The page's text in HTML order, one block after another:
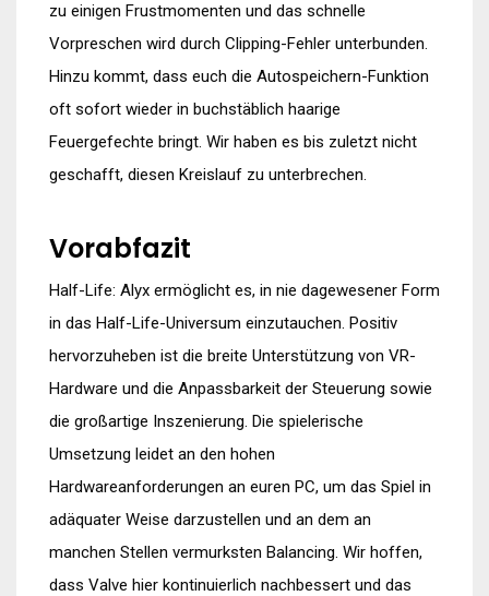
zu einigen Frustmomenten und das schnelle
Vorpreschen wird durch Clipping-Fehler unterbunden.
Hinzu kommt, dass euch die Autospeichern-Funktion
oft sofort wieder in buchstäblich haarige
Feuergefechte bringt. Wir haben es bis zuletzt nicht
geschafft, diesen Kreislauf zu unterbrechen.
Vorabfazit
Half-Life: Alyx ermöglicht es, in nie dagewesener Form
in das Half-Life-Universum einzutauchen. Positiv
hervorzuheben ist die breite Unterstützung von VR-
Hardware und die Anpassbarkeit der Steuerung sowie
die großartige Inszenierung. Die spielerische
Umsetzung leidet an den hohen
Hardwareanforderungen an euren PC, um das Spiel in
adäquater Weise darzustellen und an dem an
manchen Stellen vermurksten Balancing. Wir hoffen,
dass Valve hier kontinuierlich nachbessert und das